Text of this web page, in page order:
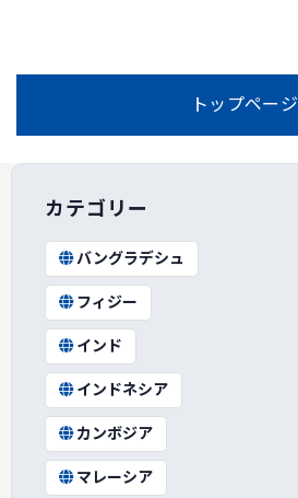
トップページ
カテゴリー
バングラデシュ
フィジー
インド
インドネシア
カンボジア
マレーシア